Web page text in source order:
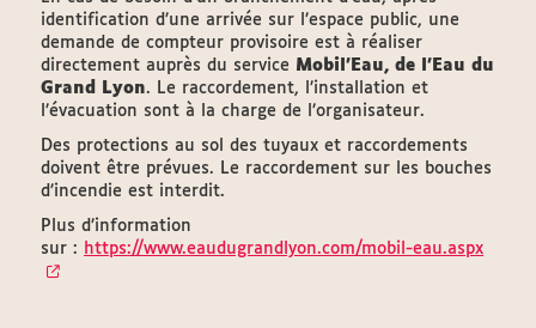
identification d’une arrivée sur l’espace public, une
demande de compteur provisoire est à réaliser
directement auprès du service Mobil’Eau, de l’Eau du
Grand Lyon. Le raccordement, l’installation et
l’évacuation sont à la charge de l’organisateur.
Des protections au sol des tuyaux et raccordements
doivent être prévues. Le raccordement sur les bouches
d’incendie est interdit.
Plus d’information
sur : https://www.eaudugrandlyon.com/mobil-eau.aspx